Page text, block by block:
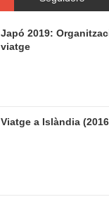
Japó 2019:
viatge
Viatge a Islàndia